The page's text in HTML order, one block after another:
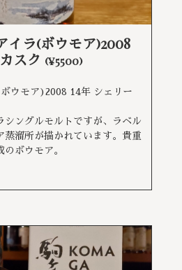
イラ(ボウモア)2008
スク (¥5500)
ウモア)2008 14年 シェリー
シングルモルトですが、ラベル
蒸溜所が描かれています。貴重
ボウモア。